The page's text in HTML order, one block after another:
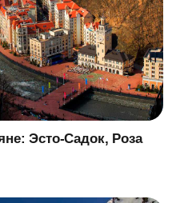
Эсто-Садок, Роза